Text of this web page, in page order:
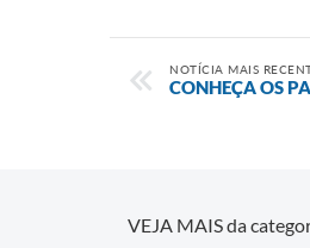
NOTÍCIA MAIS
CONHEÇA OS
VEJA MAIS da